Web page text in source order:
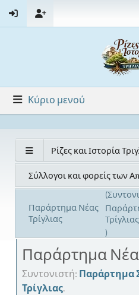
Κύριο μενού
Ρίζες και Ιστορία
Σύλλογοι και φορείς των
Παράρτημα Νέας
Τρίγλιας
Τρίγλιας
)
Παράρτημα
Συντονιστή: Παράρτημα
Τρίγλιας